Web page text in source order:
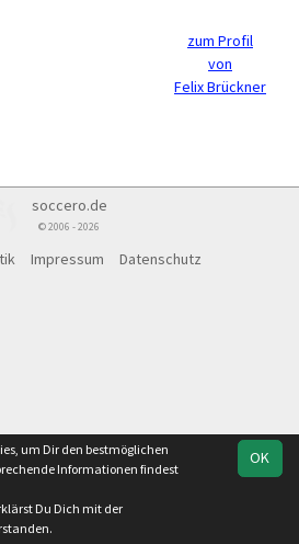
zum Profil
von
Felix Brückner
soccero.de
© 2006 - 2026
Impressum Datenschutz
OK
um Dir den bestmöglichen
Informationen findest
Du Dich mit der